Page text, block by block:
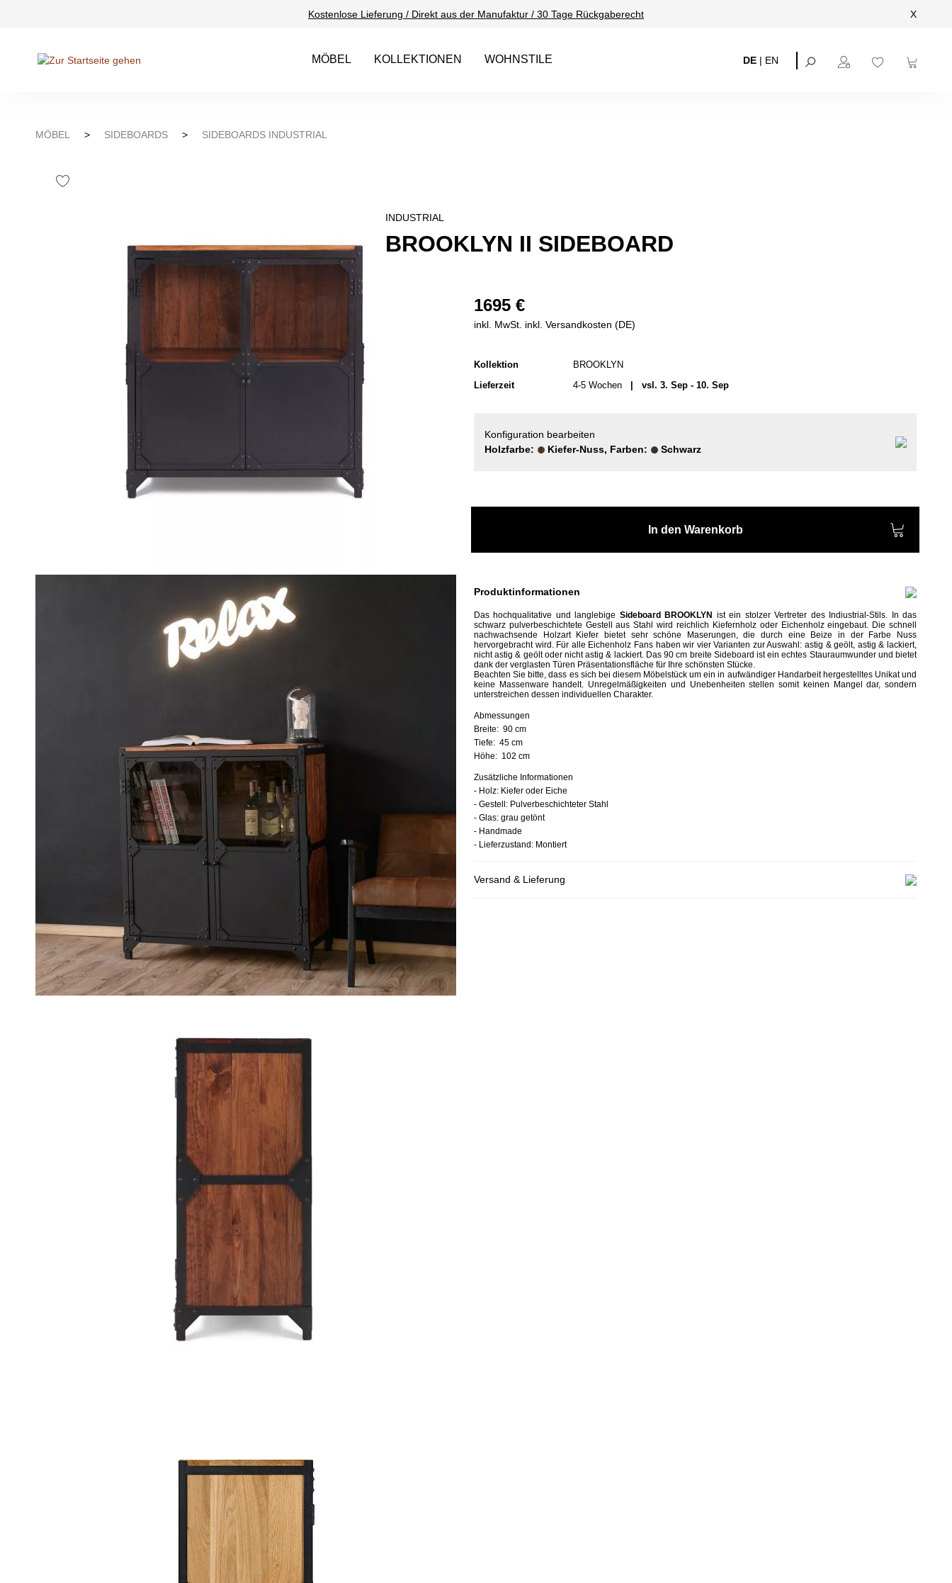
Kostenlose Lieferung / Direkt aus der Manufaktur / 30 Tage Rückgaberecht X
MÖBEL KOLLEKTIONEN WOHNSTILE DE | EN
MÖBEL > SIDEBOARDS > SIDEBOARDS INDUSTRIAL
INDUSTRIAL
BROOKLYN II SIDEBOARD
1695 €
inkl. MwSt. inkl. Versandkosten (DE)
Kollektion
BROOKLYN
Lieferzeit
4-5 Wochen | vsl. 3. Sep - 10. Sep
Konfiguration bearbeiten
Holzfarbe:
Kiefer-Nuss, Farben: Schwarz
In den Warenkorb
Produktinformationen
Das hochqualitative und langlebige Sideboard BROOKLYN ist ein stolzer Vertreter des Indiustrial-Stils. In das
schwarz pulverbeschichtete Gestell aus Stahl wird reichlich Kiefernholz oder Eichenholz eingebaut. Die schnell
nachwachsende Holzart Kiefer bietet sehr schöne Maserungen, die durch eine Beize in der Farbe Nuss
hervorgebracht wird. Für alle Eichenholz Fans haben wir vier Varianten zur Auswahl: astig & geölt, astig & lackiert,
nicht astig & geölt oder nicht astig & lackiert. Das 90 cm breite Sideboard ist ein echtes Stauraumwunder und bietet
dank der verglasten Türen Präsentationsfläche für Ihre schönsten Stücke.
Beachten Sie bitte, dass es sich bei diesem Möbelstück um ein in aufwändiger Handarbeit hergestelltes Unikat und
keine Massenware handelt. Unregelmäßigkeiten und Unebenheiten stellen somit keinen Mangel dar, sondern
unterstreichen dessen individuellen Charakter.
Abmessungen
Breite: 90 cm
Tiefe: 45 cm
Höhe: 102 cm
Zusätzliche Informationen
- Holz: Kiefer oder Eiche
- Gestell: Pulverbeschichteter Stahl
- Glas: grau getönt
- Handmade
- Lieferzustand: Montiert
Versand & Lieferung